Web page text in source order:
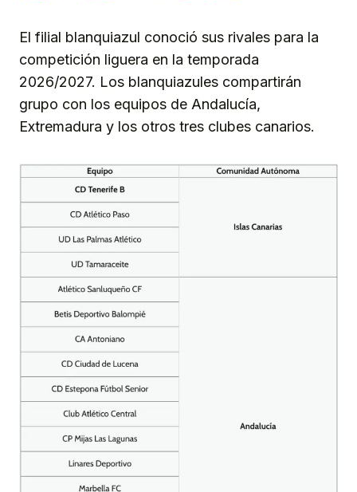
El filial blanquiazul conoció sus rivales para la
competición liguera en la temporada
2026/2027. Los blanquiazules compartirán
grupo con los equipos de Andalucía,
Extremadura y los otros tres clubes canarios.